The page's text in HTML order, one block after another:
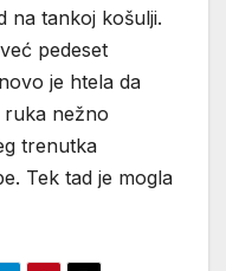
na tankoj košulji.
pedeset
je htela da
ruka nežno
trenutka
Tek tad je mogla